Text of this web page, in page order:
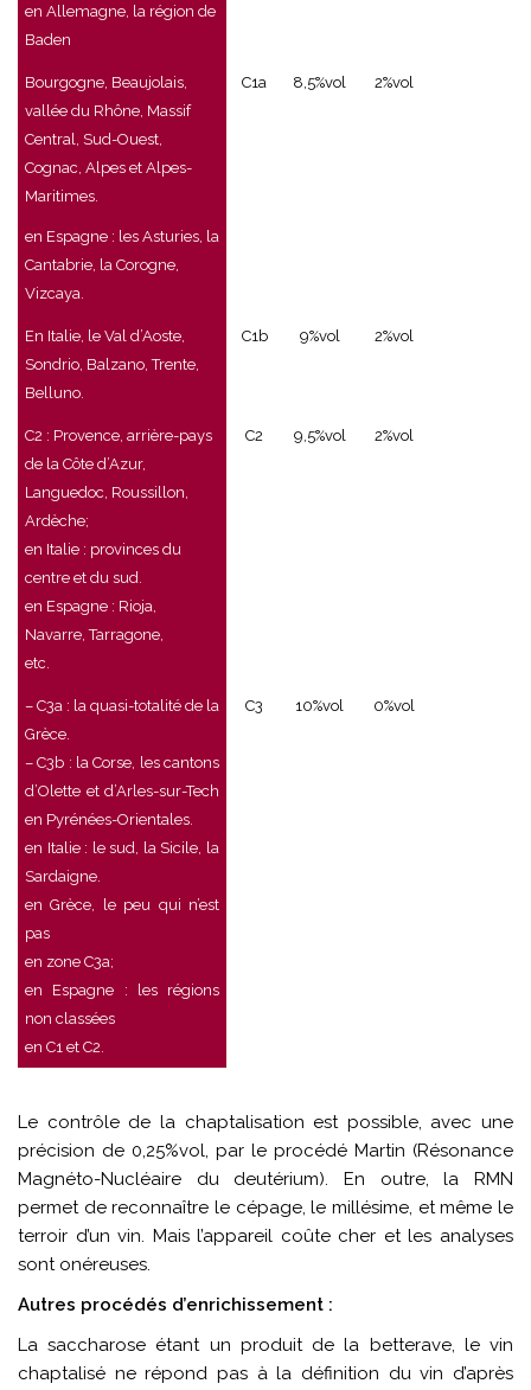
en Allemagne, la région de
Baden
Bourgogne, Beaujolais,
vallée du Rhône, Massif
Central, Sud-Ouest,
Cognac, Alpes et Alpes-
Maritimes.
en Espagne : les Asturies, la
Cantabrie, la Corogne,
Vizcaya.
C1a 8,5%vol 2%vol
En Italie, le Val d’Aoste,
Sondrio, Balzano, Trente,
Belluno.
C1b 9%vol 2%vol
C2 : Provence, arrière-pays
de la Côte d’Azur,
Languedoc, Roussillon,
Ardèche;
en Italie : provinces du
centre et du sud.
en Espagne : Rioja,
Navarre, Tarragone,
etc.
C2 9,5%vol 2%vol
– C3a : la quasi-totalité de la
Grèce.
– C3b : la Corse, les cantons
d’Olette et d’Arles-sur-Tech
en Pyrénées-Orientales.
en Italie : le sud, la Sicile, la
Sardaigne.
en Grèce, le peu qui n’est
pas
en zone C3a;
en Espagne : les régions
non classées
en C1 et C2.
C3 10%vol 0%vol
Le contrôle de la chaptalisation est possible, avec une
précision de 0,25%vol, par le procédé Martin (Résonance
Magnéto-Nucléaire du deutérium). En outre, la RMN
permet de reconnaître le cépage, le millésime, et même le
terroir d’un vin. Mais l’appareil coûte cher et les analyses
sont onéreuses.
Autres procédés d’enrichissement :
La saccharose étant un produit de la betterave, le vin
chaptalisé ne répond pas à la définition du vin d’après